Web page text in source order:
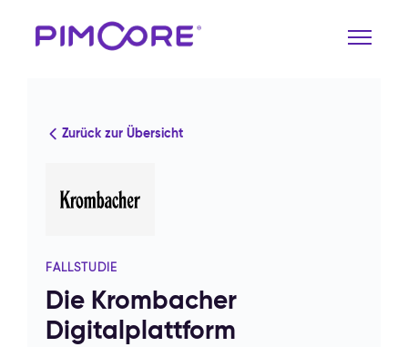
Zurück zur Übersicht
FALLSTUDIE
Die Krombacher
Digitalplattform